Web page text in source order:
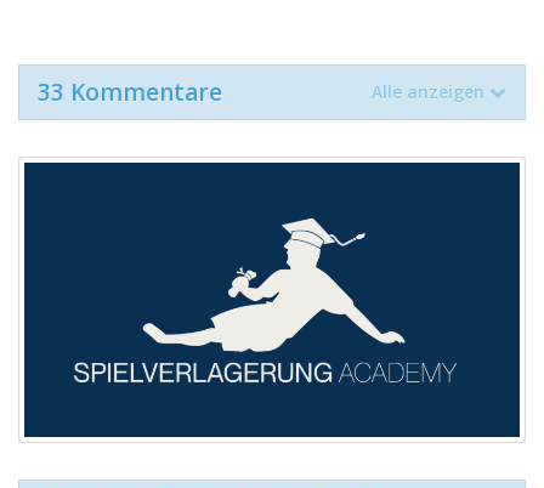
33 Kommentare Alle anzeigen